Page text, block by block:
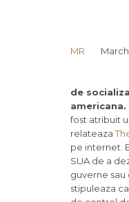
MR March
de
americana.
fost atribuit
relateaza
pe internet.
SUA de a
guverne
stipuleaza